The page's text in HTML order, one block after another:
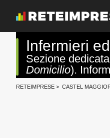
Infermieri
Sezione
Domicilio).
RETEIMPRESE > CASTEL